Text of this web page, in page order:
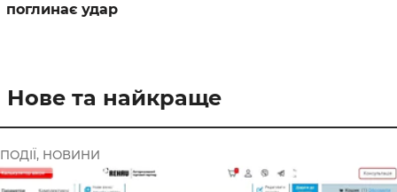
поглинає удар
Нове та найкраще
ПОДІЇ, НОВИНИ